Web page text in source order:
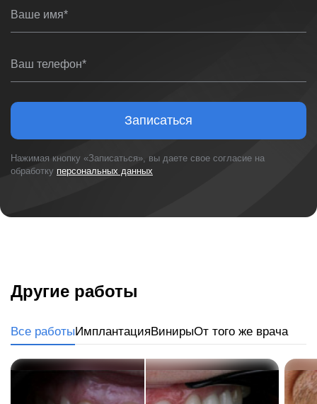
Ваше имя*
Ваш телефон*
Записаться
Нажимая кнопку «Записаться», вы даете свое согласие на
обработку персональных данных
Другие работы
Все работыИмплантация ВинирыОт того же врача